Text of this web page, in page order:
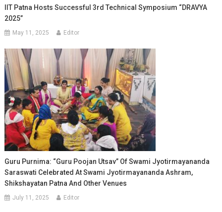
IIT Patna Hosts Successful 3rd Technical Symposium “DRAVYA
2025”
May 11, 2025 Editor
Guru Purnima: “Guru Poojan Utsav” Of Swami Jyotirmayananda
Saraswati Celebrated At Swami Jyotirmayananda Ashram,
Shikshayatan Patna And Other Venues
July 11, 2025 Editor